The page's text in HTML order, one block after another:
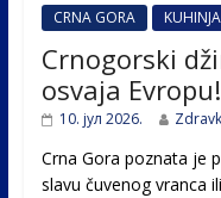
CRNA GORA KUHINJA
Crnogorski
osvaja Evropu!
10. јул 2026.
Crna Gora poznata je
slavu čuvenog vranca